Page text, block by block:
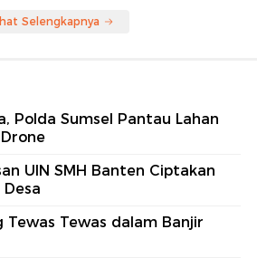
Selengkapnya
Polda Sumsel Pantau Lahan
UIN SMH Banten Ciptakan
Tewas Tewas dalam Banjir